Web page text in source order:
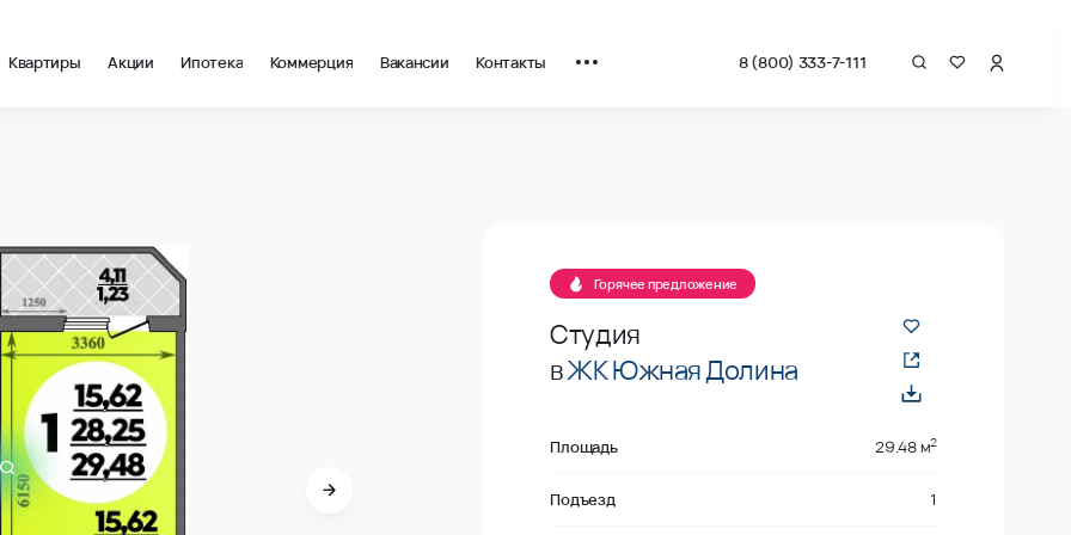
Квартиры Акции Ипотека Коммерция Вакансии Контакты 8 (800) 333-7-111
Горячее предложение
Студия
вЖК Южная Долина
Площадь 29.48 м2
Подъезд 1